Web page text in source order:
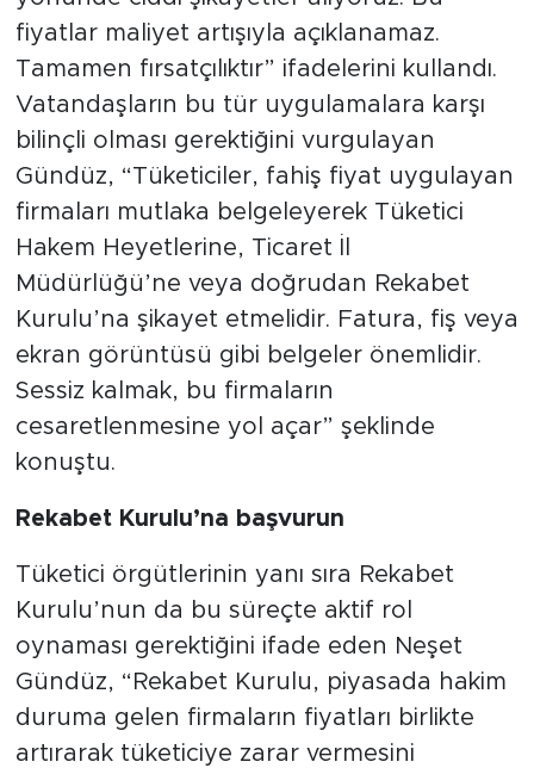
fiyatlar maliyet artışıyla açıklanamaz.
Tamamen fırsatçılıktır” ifadelerini kullandı.
Vatandaşların bu tür uygulamalara karşı
bilinçli olması gerektiğini vurgulayan
Gündüz, “Tüketiciler, fahiş fiyat uygulayan
firmaları mutlaka belgeleyerek Tüketici
Hakem Heyetlerine, Ticaret İl
Müdürlüğü’ne veya doğrudan Rekabet
Kurulu’na şikayet etmelidir. Fatura, fiş veya
ekran görüntüsü gibi belgeler önemlidir.
Sessiz kalmak, bu firmaların
cesaretlenmesine yol açar” şeklinde
konuştu.
Rekabet Kurulu’na başvurun
Tüketici örgütlerinin yanı sıra Rekabet
Kurulu’nun da bu süreçte aktif rol
oynaması gerektiğini ifade eden Neşet
Gündüz, “Rekabet Kurulu, piyasada hakim
duruma gelen firmaların fiyatları birlikte
artırarak tüketiciye zarar vermesini